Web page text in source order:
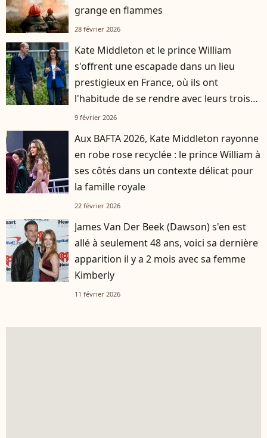
grange en flammes
28 février 2026
Kate Middleton et le prince William
s'offrent une escapade dans un lieu
prestigieux en France, où ils ont
l'habitude de se rendre avec leurs trois
enfants
9 février 2026
Aux BAFTA 2026, Kate Middleton rayonne
en robe rose recyclée : le prince William à
ses côtés dans un contexte délicat pour
la famille royale
22 février 2026
James Van Der Beek (Dawson) s'en est
allé à seulement 48 ans, voici sa dernière
apparition il y a 2 mois avec sa femme
Kimberly
11 février 2026